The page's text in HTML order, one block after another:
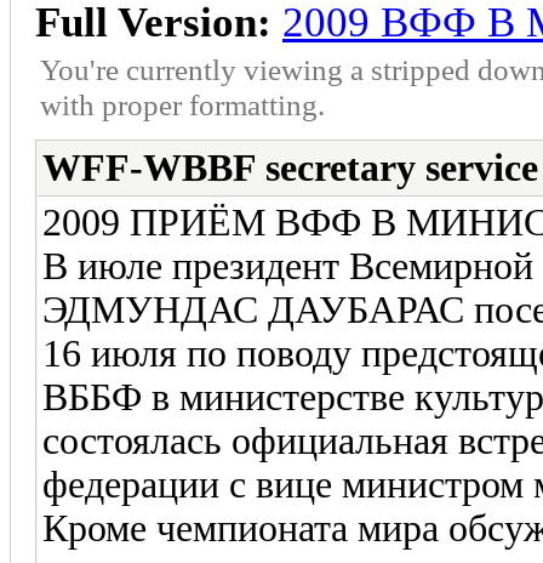
Full Version: 2009 ВФФ
You're currently viewing a stripped
with proper formatting.
WFF-WBBF secretary service
2009 ПРИЁМ ВФФ В
В июле президент
ЭДМУНДАС ДАУБАРАС
16 июля по поводу
ВББФ в министерстве
состоялась официальная
федерации с вице министром
Кроме чемпионата мира